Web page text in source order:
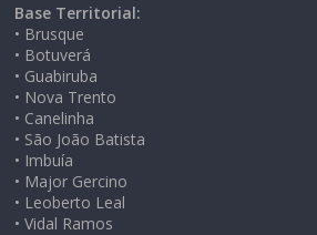
Base Territorial:
• Brusque
• Botuverá
• Guabiruba
• Nova Trento
• Canelinha
• São João Batista
• Imbuía
• Major Gercino
• Leoberto Leal
• Vidal Ramos